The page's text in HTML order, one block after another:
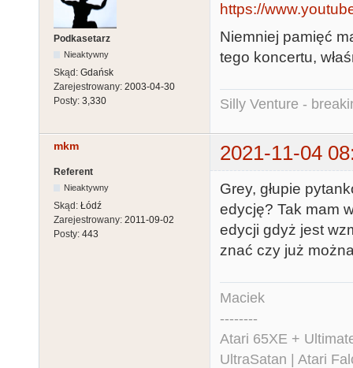
Podkasetarz
Nieaktywny
Skąd: Gdańsk
Zarejestrowany: 2003-04-30
Posty: 3,330
https://
Niemniej pamięć
tego koncertu,
Silly Venture -
mkm 2021-11-04
Referent
Nieaktywny
Skąd: Łódź
Zarejestrowany: 2011-09-02
Posty: 443
Grey, głupie
edycję? Tak mam
edycji gdyż jest
znać czy już
Maciek
--------
Atari 65XE +
UltraSatan | Atari